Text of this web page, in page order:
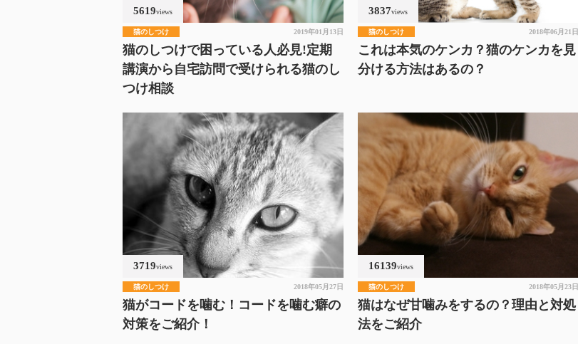
5619views
猫のしつけ 2019年01月13日
猫のしつけで困っている人必見!定期
講演から自宅訪問で受けられる猫のし
つけ相談
3837views
猫のしつけ 2018年06月21日
これは本気のケンカ？猫のケンカを見
分ける方法はあるの？
3719views
猫のしつけ 2018年05月27日
猫がコードを噛む！コードを噛む癖の
対策をご紹介！
16139views
猫のしつけ 2018年05月23日
猫はなぜ甘噛みをするの？理由と対処
法をご紹介